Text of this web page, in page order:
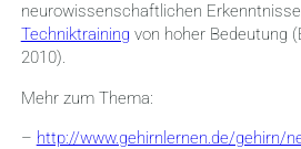
neurowissenschaftlichen
Techniktraining von hoher Bedeutung
2010).
Mehr zum Thema:
– http://www.gehirnlernen.de/gehirn/